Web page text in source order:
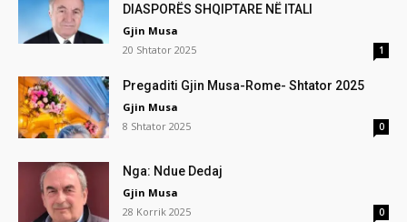
DIASPORËS SHQIPTARE NË ITALI
Gjin Musa
20 Shtator 2025
1
Pregaditi Gjin Musa-Rome- Shtator 2025
Gjin Musa
8 Shtator 2025
0
Nga: Ndue Dedaj
Gjin Musa
28 Korrik 2025
0